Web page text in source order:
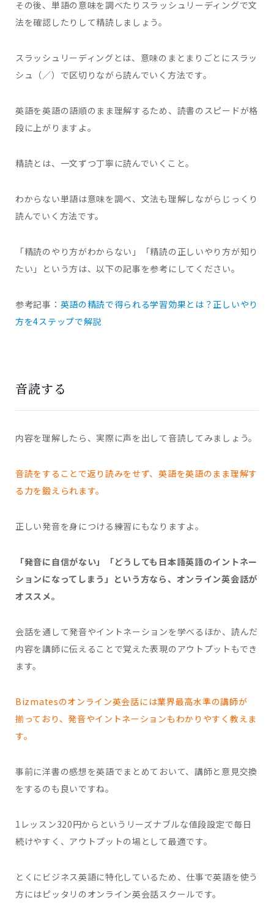
その後、単語の意味を調べたりスラッシュリーディングで文
法を確認したりして精読しましょう。
スラッシュリーディングとは、意味のまとまりごとにスラッ
シュ（／）で区切りながら読んでいく方法です。
英語を英語の語順のまま理解するため、読書のスピードが格
段に上がりますよ。
精読とは、一文ずつ丁寧に読んでいくこと。
わからない単語は意味を調べ、文法も理解しながらじっくり
読んでいく方法です。
「精読のやり方がわからない」「精読の正しいやり方が知り
たい」という方は、以下の記事を参考にしてください。
参考記事： 英語の精読で得られる学習効果とは？正しいやり
方を4ステップで解説
音読する
内容を理解したら、実際に声を出して音読してみましょう。
音読をすることで返り読みをせず、英語を英語のまま理解す
る力を鍛えられます。
正しい発音を身につける練習にもなりますよ。
「発音に自信がない」「どうしても日本語英語のイントネー
ションになってしまう」という方なら、オンライン英会話が
オススメ。
会話を通して発音やイントネーションを学べるほか、読んだ
内容を講師に伝えることで覚えた表現のアウトプットもでき
ます。
Bizmatesのオンライン英会話には業界最高水準の講師が
揃っており、発音やイントネーションもわかりやすく教えま
す。
事前に洋書の感想を英語でまとめておいて、講師と意見交換
をするのも良いですね。
1レッスン320円からというリーズナブルな値段設定で毎日
続けやすく、アウトプットの場として最適です。
とくにビジネス英語に特化しているため、仕事で英語を使う
方にはピッタリのオンライン英会話スクールです。